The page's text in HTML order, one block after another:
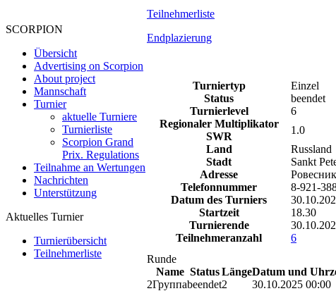
SCORPION
Übersicht
Advertising on Scorpion
About project
Mannschaft
Turnier
aktuelle Turniere
Turnierliste
Scorpion Grand
Prix. Regulations
Teilnahme an Wertungen
Nachrichten
Unterstützung
Aktuelles Turnier
Turnierübersicht
Teilnehmerliste
Teilnehmerliste
Endplazierung
Turniertyp
Einzel
Status
beendet
Turnierlevel
6
Regionaler Multiplikator
SWR
1.0
Land
Russland
Stadt
Sankt
Adresse
Telefonnummer
8-921-
Datum des Turniers
Startzeit
18.30
Turnierende
Teilnehmeranzahl
6
Runde
Name Status LängeDatum und
2Группаbeendet2 30.10.2025 00:00